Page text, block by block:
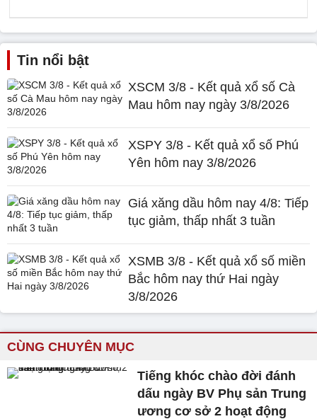
Tin nổi bật
XSCM 3/8 - Kết quả xổ số Cà
Mau hôm nay ngày 3/8/2026
XSPY 3/8 - Kết quả xổ số Phú
Yên hôm nay 3/8/2026
Giá xăng dầu hôm nay 4/8: Tiếp
tục giảm, thấp nhất 3 tuần
XSMB 3/8 - Kết quả xổ số miền
Bắc hôm nay thứ Hai ngày
3/8/2026
CÙNG CHUYÊN MỤC
Tiếng khóc chào đời đánh
dấu ngày BV Phụ sản Trung
ương cơ sở 2 hoạt động